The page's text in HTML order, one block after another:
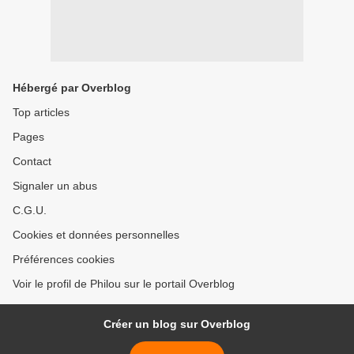
Hébergé par Overblog
Top articles
Pages
Contact
Signaler un abus
C.G.U.
Cookies et données personnelles
Préférences cookies
Voir le profil de Philou sur le portail Overblog
Créer un blog sur Overblog